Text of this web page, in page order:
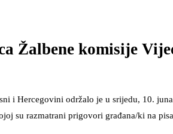
Žalbene komisije
i Hercegovini održalo je u srijedu, 10.
su razmatrani prigovori građana/ki na